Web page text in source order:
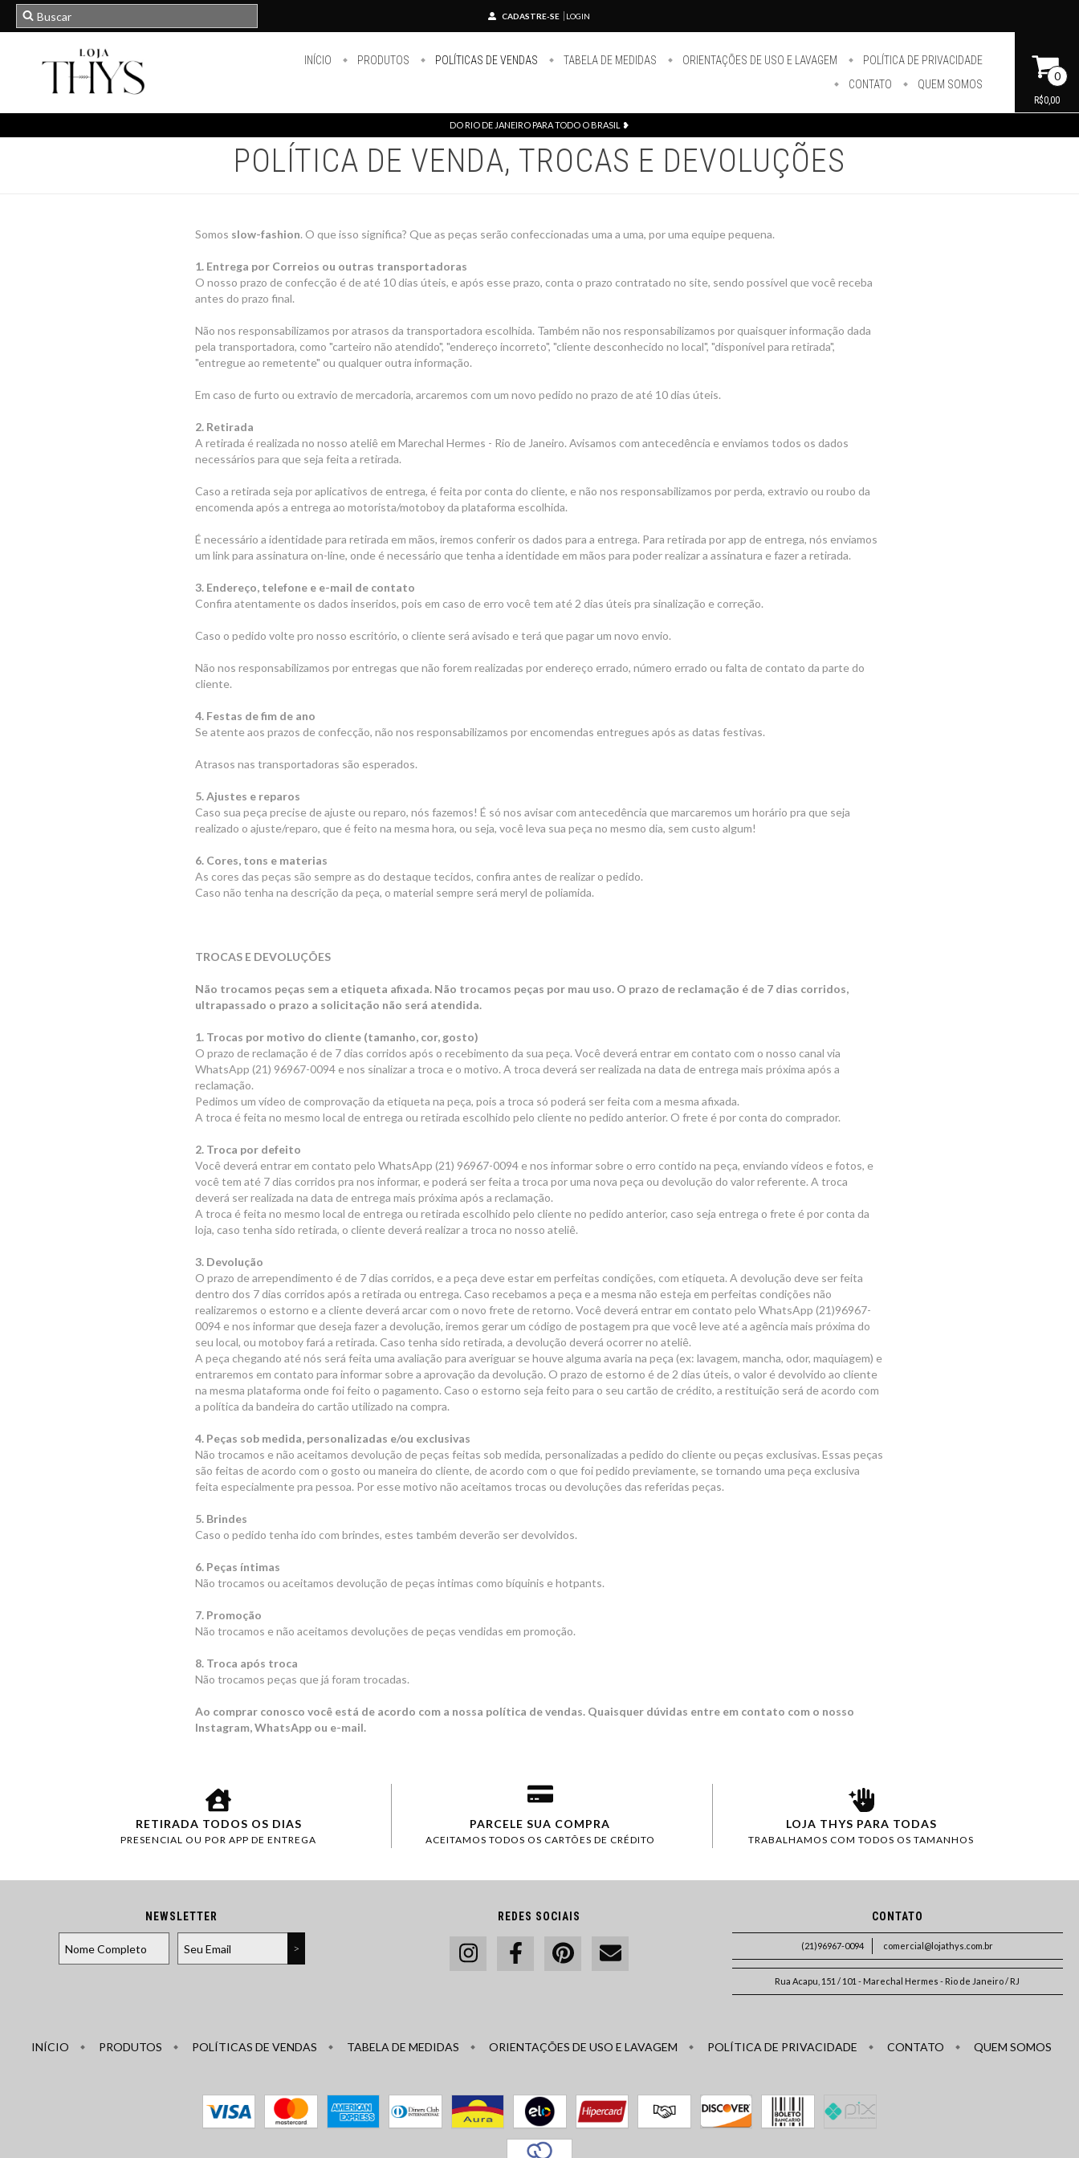
CADASTRE-SE LOGIN
INÍCIO PRODUTOS POLÍTICAS DE VENDAS TABELA DE MEDIDAS ORIENTAÇÕES DE USO E LAVAGEM
POLÍTICA DE PRIVACIDADE
CONTATO
QUEM SOMOS
0
R$0,00
DO RIO DE JANEIRO PARA TODO O BRASIL ❥
POLÍTICA DE VENDA, TROCAS E DEVOLUÇÕES
Somos slow-fashion. O que isso significa? Que as peças serão confeccionadas uma a uma, por uma equipe pequena.
1. Entrega por Correios ou outras transportadoras
O nosso prazo de confecção é de até 10 dias úteis, e após esse prazo, conta o prazo contratado no site, sendo possível que você receba
antes do prazo final.
Não nos responsabilizamos por atrasos da transportadora escolhida. Também não nos responsabilizamos por quaisquer informação dada
pela transportadora, como "carteiro não atendido", "endereço incorreto", "cliente desconhecido no local", "disponível para retirada",
"entregue ao remetente" ou qualquer outra informação.
Em caso de furto ou extravio de mercadoria, arcaremos com um novo pedido no prazo de até 10 dias úteis.
2. Retirada
A retirada é realizada no nosso ateliê em Marechal Hermes - Rio de Janeiro. Avisamos com antecedência e enviamos todos os dados
necessários para que seja feita a retirada.
Caso a retirada seja por aplicativos de entrega, é feita por conta do cliente, e não nos responsabilizamos por perda, extravio ou roubo da
encomenda após a entrega ao motorista/motoboy da plataforma escolhida.
É necessário a identidade para retirada em mãos, iremos conferir os dados para a entrega. Para retirada por app de entrega, nós enviamos
um link para assinatura on-line, onde é necessário que tenha a identidade em mãos para poder realizar a assinatura e fazer a retirada.
3. Endereço, telefone e e-mail de contato
Confira atentamente os dados inseridos, pois em caso de erro você tem até 2 dias úteis pra sinalização e correção.
Caso o pedido volte pro nosso escritório, o cliente será avisado e terá que pagar um novo envio.
Não nos responsabilizamos por entregas que não forem realizadas por endereço errado, número errado ou falta de contato da parte do
cliente.
4. Festas de fim de ano
Se atente aos prazos de confecção, não nos responsabilizamos por encomendas entregues após as datas festivas.
Atrasos nas transportadoras são esperados.
5. Ajustes e reparos
Caso sua peça precise de ajuste ou reparo, nós fazemos! É só nos avisar com antecedência que marcaremos um horário pra que seja
realizado o ajuste/reparo, que é feito na mesma hora, ou seja, você leva sua peça no mesmo dia, sem custo algum!
6. Cores, tons e materias
As cores das peças são sempre as do destaque tecidos, confira antes de realizar o pedido.
Caso não tenha na descrição da peça, o material sempre será meryl de poliamida.
TROCAS E DEVOLUÇÕES
Não trocamos peças sem a etiqueta afixada. Não trocamos peças por mau uso. O prazo de reclamação é de 7 dias corridos,
ultrapassado o prazo a solicitação não será atendida.
1. Trocas por motivo do cliente (tamanho, cor, gosto)
O prazo de reclamação é de 7 dias corridos após o recebimento da sua peça. Você deverá entrar em contato com o nosso canal via
WhatsApp (21) 96967-0094 e nos sinalizar a troca e o motivo. A troca deverá ser realizada na data de entrega mais próxima após a
reclamação.
Pedimos um vídeo de comprovação da etiqueta na peça, pois a troca só poderá ser feita com a mesma afixada.
A troca é feita no mesmo local de entrega ou retirada escolhido pelo cliente no pedido anterior. O frete é por conta do comprador.
2. Troca por defeito
Você deverá entrar em contato pelo WhatsApp (21) 96967-0094 e nos informar sobre o erro contido na peça, enviando vídeos e fotos, e
você tem até 7 dias corridos pra nos informar, e poderá ser feita a troca por uma nova peça ou devolução do valor referente. A troca
deverá ser realizada na data de entrega mais próxima após a reclamação.
A troca é feita no mesmo local de entrega ou retirada escolhido pelo cliente no pedido anterior, caso seja entrega o frete é por conta da
loja, caso tenha sido retirada, o cliente deverá realizar a troca no nosso ateliê.
3. Devolução
O prazo de arrependimento é de 7 dias corridos, e a peça deve estar em perfeitas condições, com etiqueta. A devolução deve ser feita
dentro dos 7 dias corridos após a retirada ou entrega. Caso recebamos a peça e a mesma não esteja em perfeitas condições não
realizaremos o estorno e a cliente deverá arcar com o novo frete de retorno. Você deverá entrar em contato pelo WhatsApp (21)96967-
0094 e nos informar que deseja fazer a devolução, iremos gerar um código de postagem pra que você leve até a agência mais próxima do
seu local, ou motoboy fará a retirada. Caso tenha sido retirada, a devolução deverá ocorrer no ateliê.
A peça chegando até nós será feita uma avaliação para averiguar se houve alguma avaria na peça (ex: lavagem, mancha, odor, maquiagem) e
entraremos em contato para informar sobre a aprovação da devolução. O prazo de estorno é de 2 dias úteis, o valor é devolvido ao cliente
na mesma plataforma onde foi feito o pagamento. Caso o estorno seja feito para o seu cartão de crédito, a restituição será de acordo com
a política da bandeira do cartão utilizado na compra.
4. Peças sob medida, personalizadas e/ou exclusivas
Não trocamos e não aceitamos devolução de peças feitas sob medida, personalizadas a pedido do cliente ou peças exclusivas. Essas peças
são feitas de acordo com o gosto ou maneira do cliente, de acordo com o que foi pedido previamente, se tornando uma peça exclusiva
feita especialmente pra pessoa. Por esse motivo não aceitamos trocas ou devoluções das referidas peças.
5. Brindes
Caso o pedido tenha ido com brindes, estes também deverão ser devolvidos.
6. Peças íntimas
Não trocamos ou aceitamos devolução de peças intimas como bíquinis e hotpants.
7. Promoção
Não trocamos e não aceitamos devoluções de peças vendidas em promoção.
8. Troca após troca
Não trocamos peças que já foram trocadas.
Ao comprar conosco você está de acordo com a nossa política de vendas. Quaisquer dúvidas entre em contato com o nosso
Instagram, WhatsApp ou e-mail.
RETIRADA TODOS OS DIAS
PRESENCIAL OU POR APP DE ENTREGA
PARCELE SUA COMPRA
ACEITAMOS TODOS OS CARTÕES DE CRÉDITO
LOJA THYS PARA TODAS
TRABALHAMOS COM TODOS OS TAMANHOS
NEWSLETTER REDES SOCIAIS CONTATO
(21)96967-0094 comercial@lojathys.com.br
Rua Acapu, 151 / 101 - Marechal Hermes - Rio de Janeiro / RJ
INÍCIO PRODUTOS POLÍTICAS DE VENDAS TABELA DE MEDIDAS ORIENTAÇÕES DE USO E LAVAGEM POLÍTICA DE PRIVACIDADE CONTATO QUEM SOMOS